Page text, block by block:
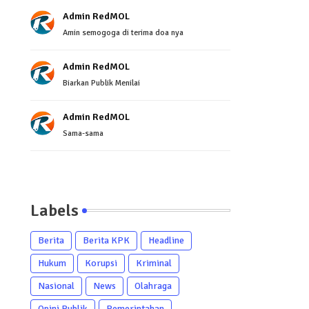
Admin RedMOL
Amin semogoga di terima doa nya
Admin RedMOL
Biarkan Publik Menilai
Admin RedMOL
Sama-sama
Labels
Berita Berita KPK
Headline
Hukum
Korupsi
Kriminal
Nasional
News
Olahraga